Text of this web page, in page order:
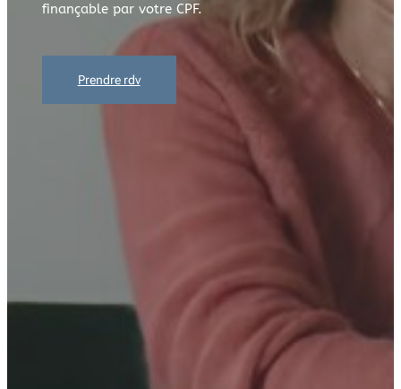
finançable par votre CPF.
Prendre rdv